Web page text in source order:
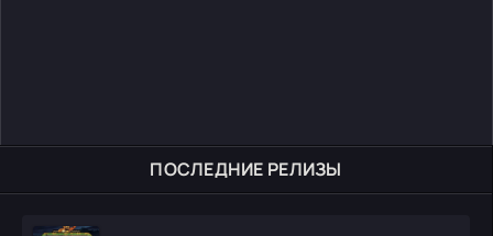
ПОСЛЕДНИЕ РЕЛИЗЫ